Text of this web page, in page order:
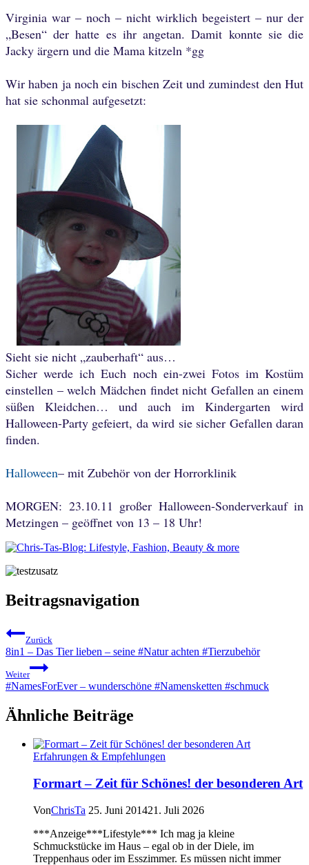
Virginia war – noch – nicht wirklich begeistert – nur der
„Besen“ der hatte es ihr angetan. Damit konnte sie die
Jacky ärgern und die Mama kitzeln *gg
Wir haben ja noch ein bischen Zeit und zumindest den Hut
hat sie schonmal aufgesetzt:
Sieht sie nicht „zauberhaft“ aus…
Sicher werde ich Euch noch ein-zwei Fotos im Kostüm
einstellen – welch Mädchen findet nicht Gefallen an einem
süßen Kleidchen… und auch im Kindergarten wird
Halloween-Party gefeiert, da wird sie sicher Gefallen daran
finden.
Halloween– mit Zubehör von der Horrorklinik
MORGEN: 23.10.11 großer Halloween-Sonderverkauf in
Metzingen – geöffnet von 13 – 18 Uhr!
Beitragsnavigation
Zurück
8in1 – Das Tier lieben – seine #Natur achten #Tierzubehör
Weiter
#NamesForEver – wunderschöne #Namensketten #schmuck
Ähnliche Beiträge
Erfahrungen & Empfehlungen
Formart – Zeit für Schönes! der besonderen Art
VonChrisTa 25. Juni 201421. Juli 2026
***Anzeige***Lifestyle*** Ich mag ja kleine
Schmuckstücke im Haus – egal ob in der Diele, im
Treppenhaus oder im Esszimmer. Es müssen nicht immer